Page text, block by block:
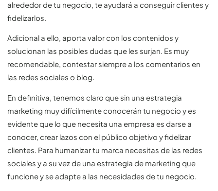
alrededor de tu negocio, te ayudará a conseguir clientes y
fidelizarlos.
Adicional a ello, aporta valor con los contenidos y
solucionan las posibles dudas que les surjan. Es muy
recomendable, contestar siempre a los comentarios en
las redes sociales o blog.
En definitiva, tenemos claro que sin una estrategia
marketing muy difícilmente conocerán tu negocio y es
evidente que lo que necesita una empresa es darse a
conocer, crear lazos con el público objetivo y fidelizar
clientes. Para humanizar tu marca necesitas de las redes
sociales y a su vez de una estrategia de marketing que
funcione y se adapte a las necesidades de tu negocio.